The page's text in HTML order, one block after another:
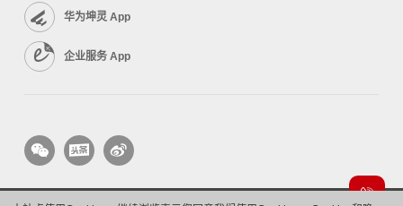
华为坤灵 App
企业服务 App